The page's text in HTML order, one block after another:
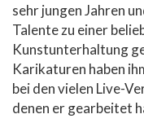
sehr jungen Jahren
Talente zu einer
Kunstunterhaltung
Karikaturen haben
bei den vielen Live-
denen er gearbeitet